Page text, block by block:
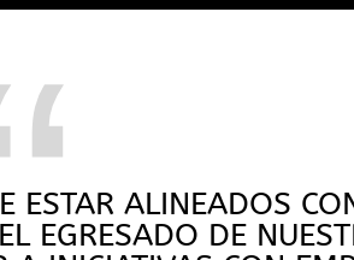
ESTAR ALINEADOS
EGRESADO DE